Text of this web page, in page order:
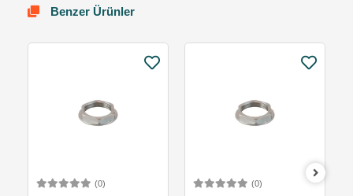
Benzer Ürünler
(0) (0)